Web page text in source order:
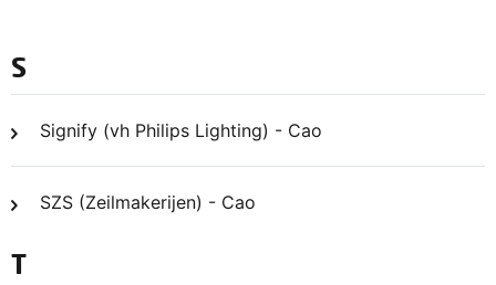
S
Signify (vh Philips Lighting) - Cao
SZS (Zeilmakerijen) - Cao
T